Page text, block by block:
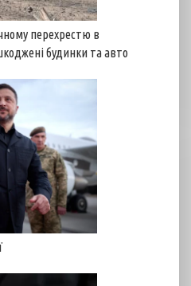
перехрестю в
будинки та авто